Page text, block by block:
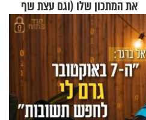
את המתכון שלו (וגם עצת שף
להגשת הרוטב)